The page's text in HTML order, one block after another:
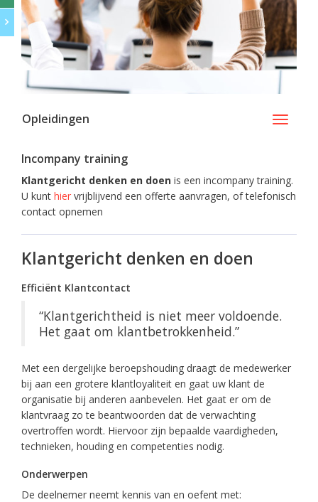
Toggle
Opleidingen
Incompany training
Klantgericht denken en doen is een incompany training.
U kunt hier vrijblijvend een offerte aanvragen, of telefonisch
contact opnemen
Klantgericht denken en doen
Efficiënt Klantcontact
“Klantgerichtheid is niet meer voldoende.
Het gaat om klantbetrokkenheid.”
Met een dergelijke beroepshouding draagt de medewerker
bij aan een grotere klantloyaliteit en gaat uw klant de
organisatie bij anderen aanbevelen. Het gaat er om de
klantvraag zo te beantwoorden dat de verwachting
overtroffen wordt. Hiervoor zijn bepaalde vaardigheden,
technieken, houding en competenties nodig.
Onderwerpen
De deelnemer neemt kennis van en oefent met: